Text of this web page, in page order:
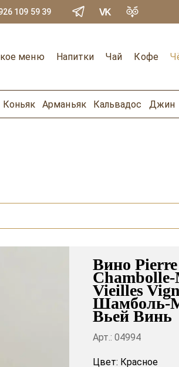
109 59 39
меню Напитки Чай Кофе
Коньяк Арманьяк Кальвадос Джин
Вино
Vieilles
Шамболь-
Вьей Винь
Арт.: 04994
Цвет: Красное